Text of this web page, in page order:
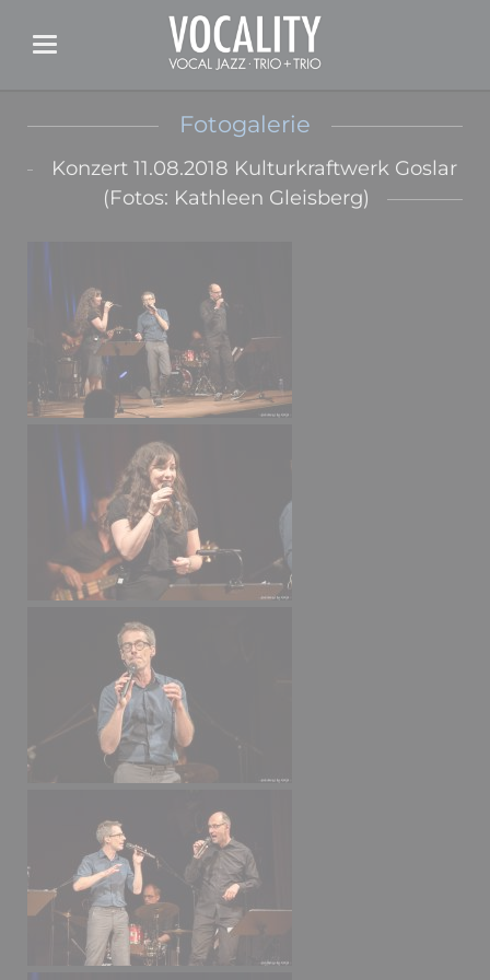
Fotogalerie
Konzert 11.08.2018 Kulturkraftwerk Goslar
(Fotos: Kathleen Gleisberg)